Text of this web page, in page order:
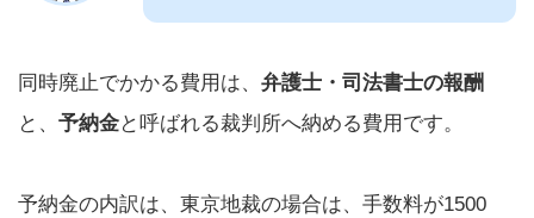
同時廃止でかかる費用は、 弁護士・司法書士の報酬
と、 予納金と呼ばれる裁判所へ納める費用です。
予納金の内訳は、東京地裁の場合は、手数料が1500